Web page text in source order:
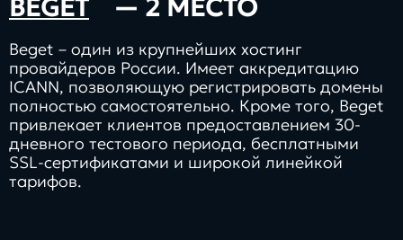
BEGET — 2 МЕСТО
Beget – один из крупнейших хостинг
провайдеров России. Имеет аккредитацию
ICANN, позволяющую регистрировать домены
полностью самостоятельно. Кроме того, Beget
привлекает клиентов предоставлением 30-
дневного тестового периода, бесплатными
SSL-сертификатами и широкой линейкой
тарифов.